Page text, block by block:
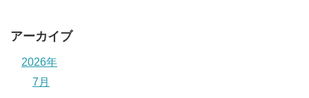
アーカイブ
2026年
7月